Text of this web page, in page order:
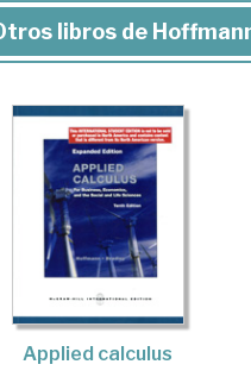
libros de
Applied calculus